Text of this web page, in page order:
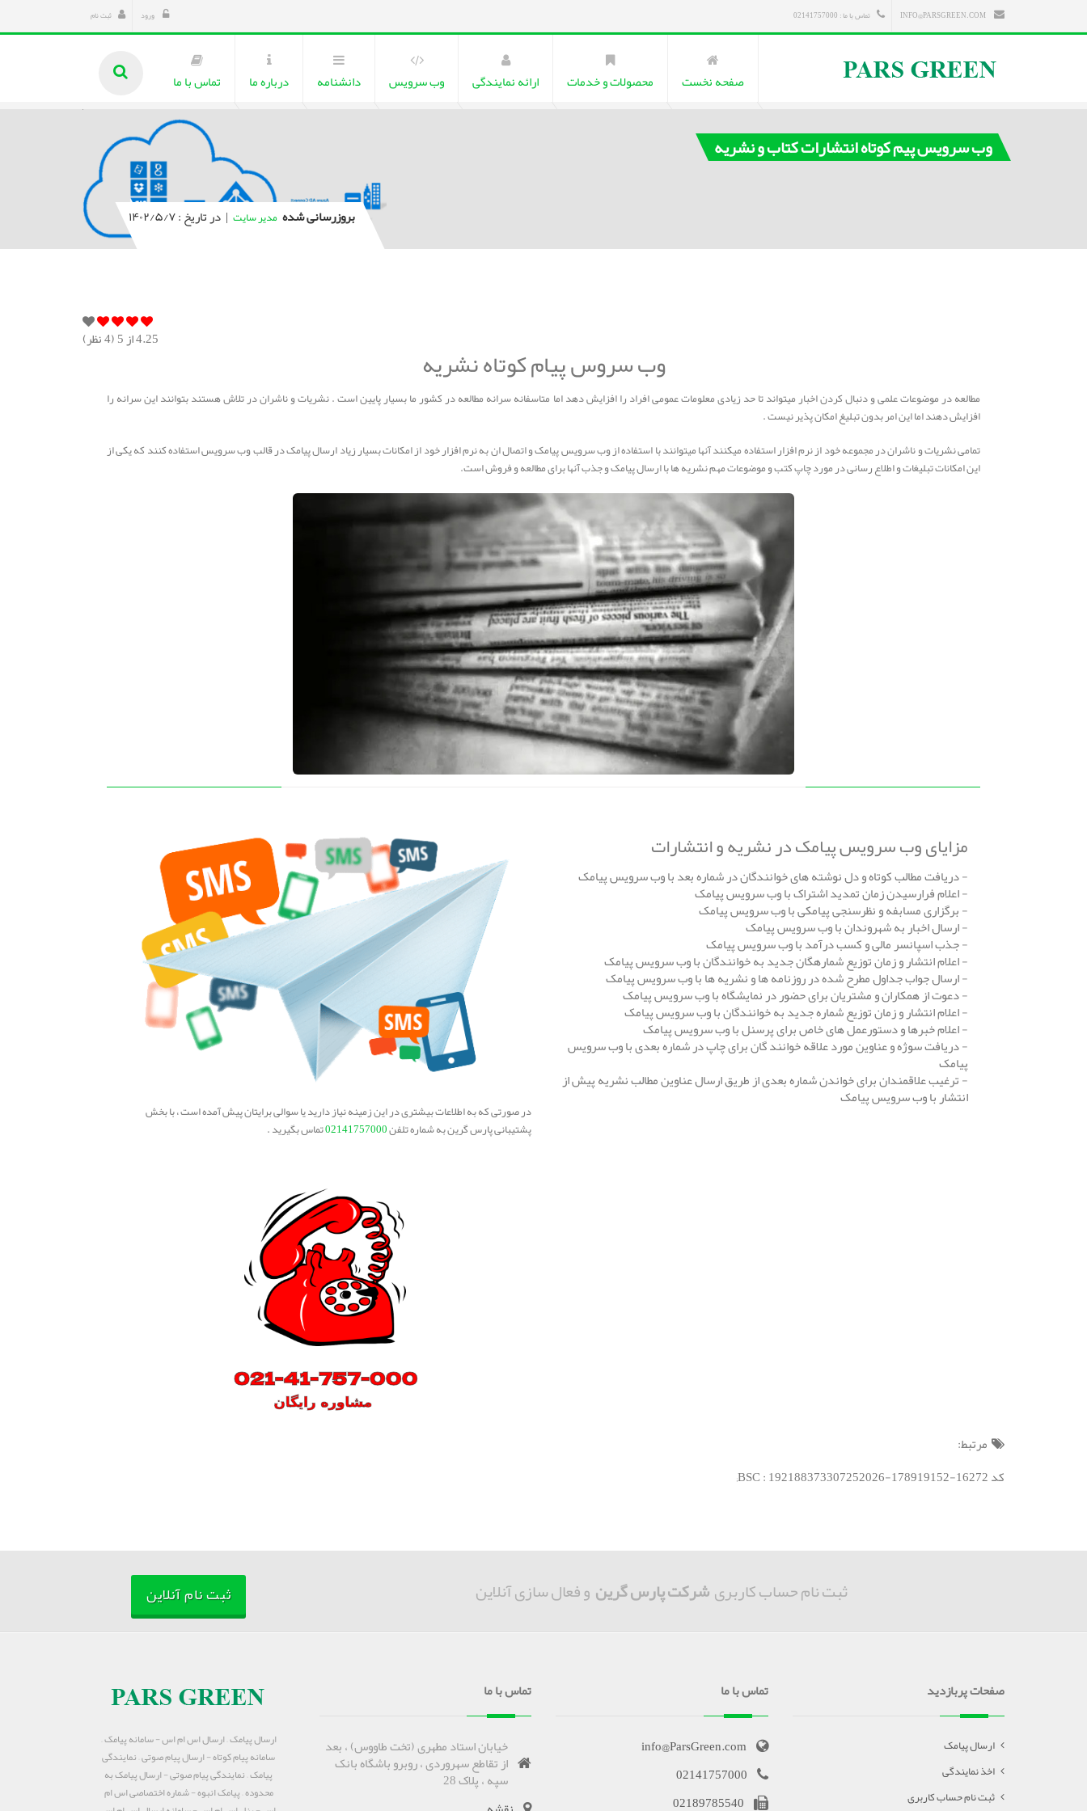
تماس با ما : 02141757000 ورود ثبت نام
صفحه نخست محصولات و خدمات ارائه نمایندگی وب سرویس دانشنامه درباره ما تماس با ما
وب سرویس پیم کوتاه انتشارات کتاب و نشریه
بروزرسانی شده مدیر سایت | در تاریخ : ۱۴۰۲/۵/۷
4.25از 5 ( 4نظر)
وب سروس پیام کوتاه نشریه
مطالعه در موضوعات علمی و دنبال کردن اخبار میتواند تا حد زیادی معلومات عمومی افراد را افزایش دهد اما متاسفانه سرانه مطالعه در کشور ما بسیار پایین است . نشریات و ناشران در تلاش هستند بتوانند این سرانه را
افزایش دهند اما این امر بدون تبلیغ امکان پذیر نیست .
تمامی نشریات و ناشران در مجموعه خود از نرم افزار استفاده میکنند آنها میتوانند با استفاده از وب سرویس پیامک و اتصال ان به نرم افزار خود از امکانات بسیار زیاد ارسال پیامک در قالب وب سرویس استفاده کنند که یکی از
این امکانات تبلیغات و اطلاع رسانی در مورد چاپ کتب و موضوعات مهم نشریه ها با ارسال پیامک و جذب آنها برای مطالعه و فروش است.
مزایای وب سرویس پیامک در نشریه و انتشارات
- دریافت مطالب کوتاه و دل نوشته های خوانندگان در شماره بعد با وب سرویس پیامک
- اعلام فرارسیدن زمان تمدید اشتراک با وب سرویس پیامک
- برگزاری مسابفه و نظرسنجی پیامکی با وب سرویس پیامک
- ارسال اخبار به شهروندان با وب سرویس پیامک
- جذب اسپانسر مالی و کسب درآمد با وب سرویس پیامک
- اعلام انتشار و زمان توزیع شمارهگان جدید به خوانندگان با وب سرویس پیامک
- ارسال جواب جداول مطرح شده در روزنامه ها و نشریه ها با وب سرویس پیامک
- دعوت از همکاران و مشتریان برای حضور در نمایشگاه با وب سرویس پیامک
- اعلام انتشار و زمان توزیع شماره جدید به خوانندگان با وب سرویس پیامک
- اعلام خبرها و دستورعمل های خاص برای پرسنل با وب سرویس پیامک
- دریافت سوژه و عناوین مورد علاقه خوانند گان برای چاپ در شماره بعدی با وب سرویس
پیامک
- ترغیب علاقمندان برای خواندن شماره بعدی از طریق ارسال عناوین مطالب نشریه پیش از
انتشار با وب سرویس پیامک
در صورتی که به اطلاعات بیشتری در این زمینه نیاز دارید یا سوالی برایتان پیش آمده است ، با بخش
پشتیبانی پارس گرین به شماره تلفن02141757000تماس بگیرید .
مرتبط:
کد BSC : 192188373307252026-178919152-16272;
ثبت نام حساب کاربریشرکت پارس گرین و فعال سازی آنلاین ثبت نام آنلاین
صفحات پربازدید
ارسال پیامک
اخذ نمایندگی
ثبت نام حساب کاربری
تماس با ما
info@ParsGreen.com
02141757000
02189785540
تماس با ما
خیابان استاد مطهری (تخت طاووس) ، بعد
از تقاطع سهروردی ، روبرو باشگاه بانک
سپه ، پلاک 28
ارسال پیامک – ارسال اس ام اس - سامانه پیامک –
سامانه پیام کوتاه - ارسال پیام صوتی – نمایندگی
پیامک – نمایندگی پیام صوتی - ارسال پیامک به
محدوده – پیامک انبوه - شماره اختصاصی اس ام